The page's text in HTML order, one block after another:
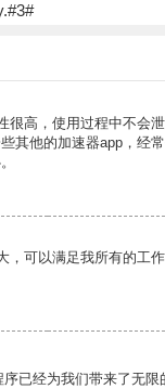
很高，使用过程中不会
其他的加速器app，经
，可以满足我所有的工
已经为我们带来了无限